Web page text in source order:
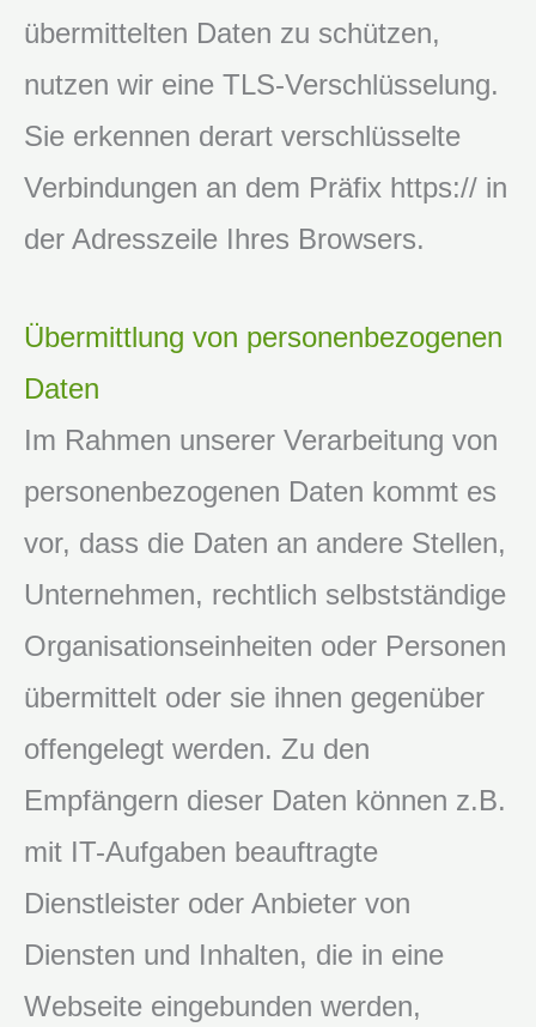
übermittelten Daten zu schützen,
nutzen wir eine TLS-Verschlüsselung.
Sie erkennen derart verschlüsselte
Verbindungen an dem Präfix https:// in
der Adresszeile Ihres Browsers.
Übermittlung von personenbezogenen
Daten
Im Rahmen unserer Verarbeitung von
personenbezogenen Daten kommt es
vor, dass die Daten an andere Stellen,
Unternehmen, rechtlich selbstständige
Organisationseinheiten oder Personen
übermittelt oder sie ihnen gegenüber
offengelegt werden. Zu den
Empfängern dieser Daten können z.B.
mit IT-Aufgaben beauftragte
Dienstleister oder Anbieter von
Diensten und Inhalten, die in eine
Webseite eingebunden werden,